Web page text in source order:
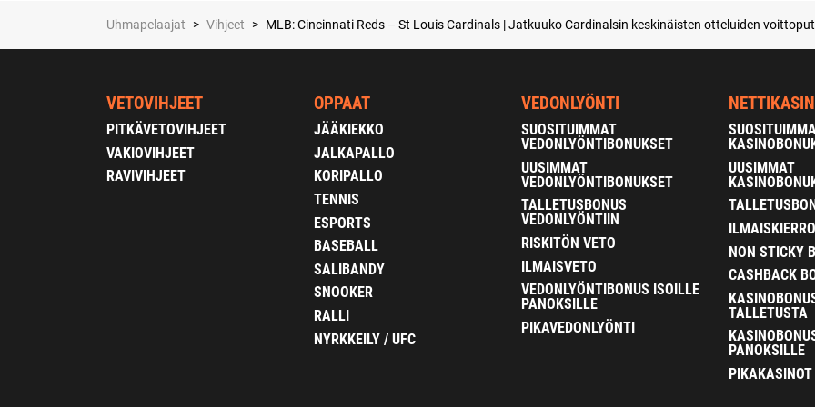
Uhmapelaajat > Vihjeet > MLB: Cincinnati Reds – St Louis Cardinals | Jatkuuko Cardinalsin keskinäisten otteluiden
VETOVIHJEET
PITKÄVETOVIHJEET
VAKIOVIHJEET
RAVIVIHJEET
OPPAAT
JÄÄKIEKKO
JALKAPALLO
KORIPALLO
TENNIS
ESPORTS
BASEBALL
SALIBANDY
SNOOKER
RALLI
NYRKKEILY / UFC
VEDONLYÖNTI
SUOSITUIMMAT
VEDONLYÖNTIBONUKSET
UUSIMMAT
VEDONLYÖNTIBONUKSET
TALLETUSBONUS
VEDONLYÖNTIIN
RISKITÖN VETO
ILMAISVETO
VEDONLYÖNTIBONUS ISOILLE
PANOKSILLE
PIKAVEDONLYÖNTI
UUSIMMAT
NON STICKY
CASHBACK
TALLETUSTA
PANOKSILLE
PIKAKASINOT